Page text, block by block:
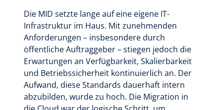
Die MID setzte lange auf eine eigene IT-
Infrastruktur im Haus. Mit zunehmenden
Anforderungen – insbesondere durch
öffentliche Auftraggeber – stiegen jedoch die
Erwartungen an Verfügbarkeit, Skalierbarkeit
und Betriebssicherheit kontinuierlich an. Der
Aufwand, diese Standards dauerhaft intern
abzubilden, wurde zu hoch. Die Migration in